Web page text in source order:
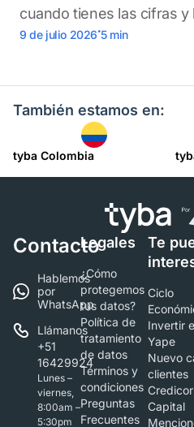
cuando tienes las cifras y
9 de julio 2026.5 min
También estamos en:
tyba Colombia
Contacto
Hablemos
por
WhatsApp
Llámanos
+51
16429924
Lunes –
viernes,
8:00am –
5:30pm
Legales
¿Cómo
protegemos
tus datos?
Política de
tratamiento
de datos
Términos y
condiciones
Preguntas
Frecuentes
Te
Ciclo
Invertir
Yape
Nuevo
clientes
Capital